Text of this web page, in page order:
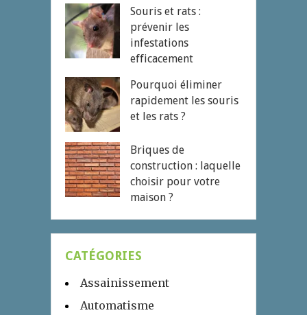
Souris et rats :
prévenir les
infestations
efficacement
Pourquoi éliminer
rapidement les souris
et les rats ?
Briques de
construction : laquelle
choisir pour votre
maison ?
CATÉGORIES
Assainissement
Automatisme